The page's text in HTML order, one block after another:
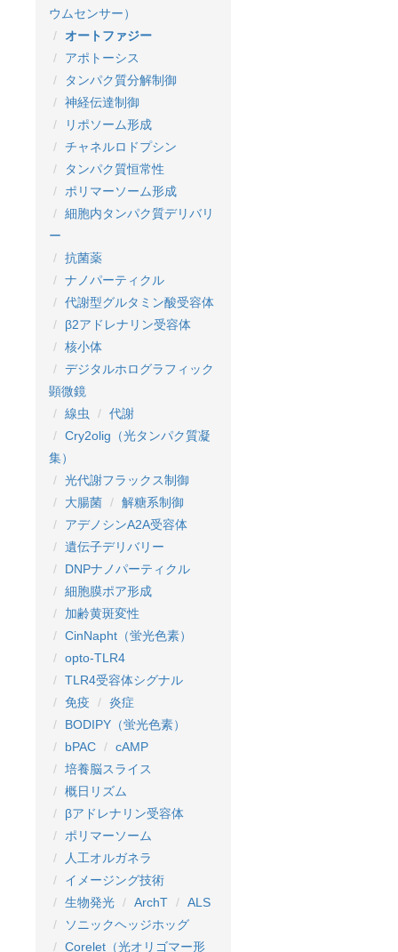
ウムセンサー）
オートファジー
アポトーシス
タンパク質分解制御
神経伝達制御
リポソーム形成
チャネルロドプシン
タンパク質恒常性
ポリマーソーム形成
細胞内タンパク質デリバリ
ー
抗菌薬
ナノパーティクル
代謝型グルタミン酸受容体
β2アドレナリン受容体
核小体
デジタルホログラフィック
顕微鏡
線虫
代謝
Cry2olig（光タンパク質凝
集）
光代謝フラックス制御
大腸菌
解糖系制御
アデノシンA2A受容体
遺伝子デリバリー
DNPナノパーティクル
細胞膜ポア形成
加齢黄斑変性
CinNapht（蛍光色素）
opto-TLR4
TLR4受容体シグナル
免疫
炎症
BODIPY（蛍光色素）
bPAC
cAMP
培養脳スライス
概日リズム
βアドレナリン受容体
ポリマーソーム
人工オルガネラ
イメージング技術
生物発光
ArchT
ALS
ソニックヘッジホッグ
Corelet（光オリゴマー形